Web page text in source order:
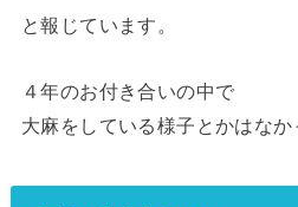
と報じています。
４年のお付き合いの中で
大麻をしている様子とかはな